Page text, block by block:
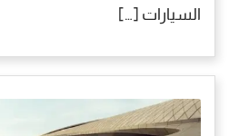
السيارات […]